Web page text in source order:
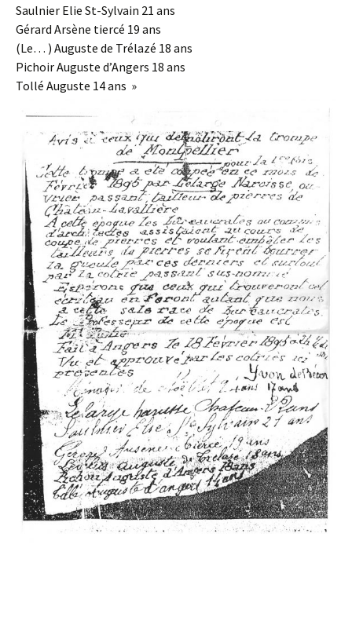
Saulnier Elie St-Sylvain 21 ans
Gérard Arsène tiercé 19 ans
(Le… ) Auguste de Trélazé 18 ans
Pichoir Auguste d’Angers 18 ans
Tollé Auguste 14 ans »